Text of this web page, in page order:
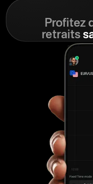
Profitez
retraits